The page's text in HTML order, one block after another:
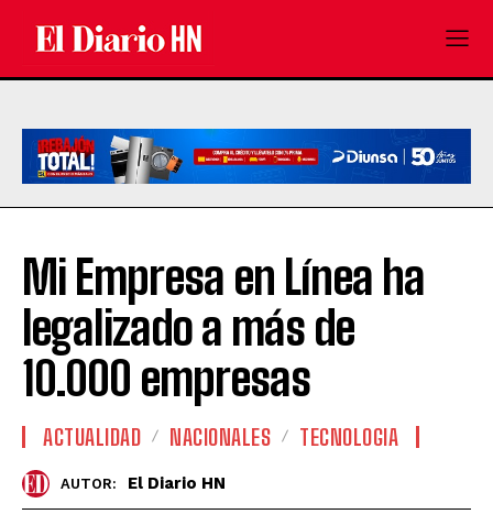
Mi Empresa en Línea ha
legalizado a más de
10.000 empresas
ACTUALIDAD NACIONALES TECNOLOGIA
AUTOR: El Diario HN